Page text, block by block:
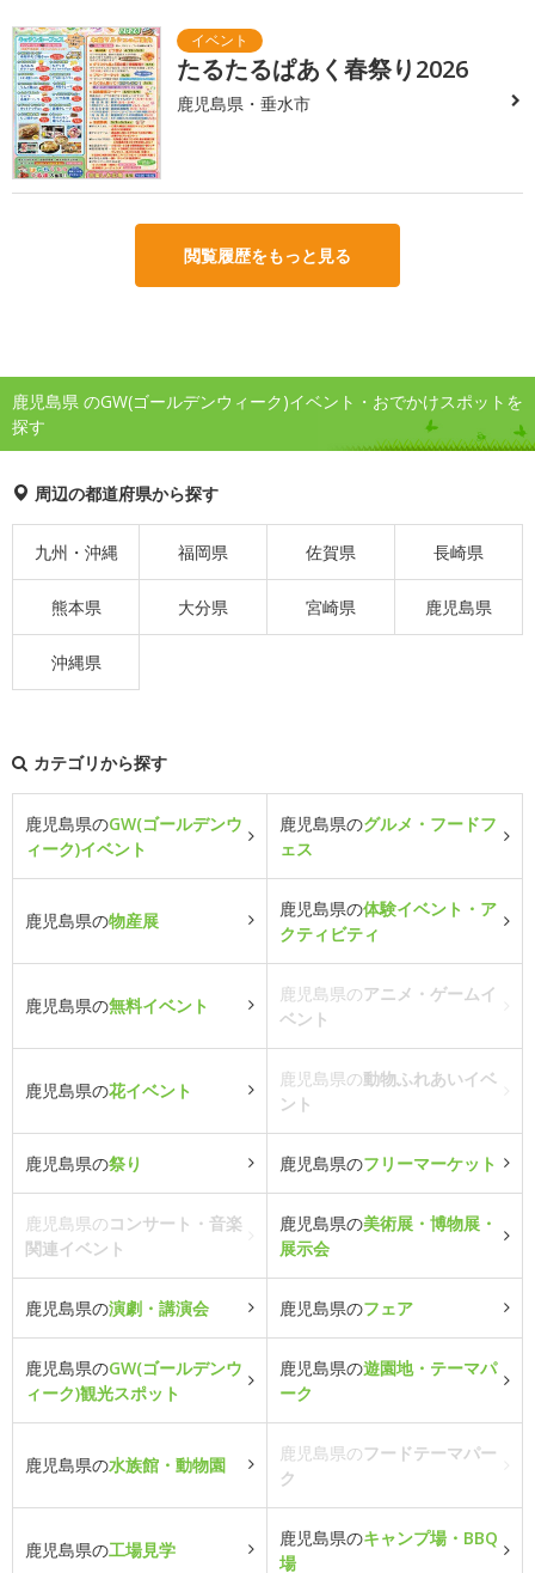
たるたるぱあく春祭り2026
鹿児島県・垂水市
閲覧履歴をもっと見る
鹿児島県 のGW(ゴールデンウィーク)イベント・おでかけスポットを
探す
周辺の都道府県から探す
九州・沖縄 福岡県 佐賀県 長崎県
熊本県 大分県 宮崎県 鹿児島県
沖縄県
カテゴリから探す
鹿児島県のGW(ゴールデンウ
ィーク)イベント
鹿児島県のグルメ・フードフ
ェス
鹿児島県の物産展
鹿児島県の体験イベント・ア
クティビティ
鹿児島県の無料イベント
鹿児島県のアニメ・ゲームイ
ベント
鹿児島県の花イベント
鹿児島県の動物ふれあいイベ
ント
鹿児島県の祭り 鹿児島県のフリーマーケット
鹿児島県のコンサート・音楽
関連イベント
鹿児島県の美術展・博物展・
展示会
鹿児島県の演劇・講演会 鹿児島県のフェア
鹿児島県のGW(ゴールデンウ
ィーク)観光スポット
鹿児島県の遊園地・テーマパ
ーク
鹿児島県の水族館・動物園
鹿児島県のフードテーマパー
ク
鹿児島県の工場見学
鹿児島県のキャンプ場・BBQ
場